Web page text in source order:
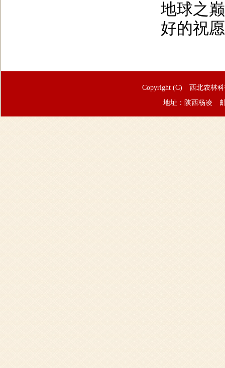
地球之
好的祝
Copyright (C) 西北农林
地址：陕西杨凌